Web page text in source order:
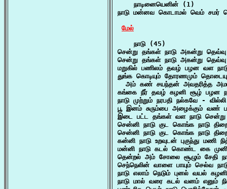
    நாடினையெனின் (1)
நாடு மன்னவ கொடாமல் வெம் சமர்
மேல்
    நாடு (45)
சென்று தங்கள் நாடு அகன்று தெவ்வு
சென்று தங்கள் நாடு அகன்று தெவ்வு
மறுகில் பணிலம் தவழ் பழன வள
துங்க கொடியும் தோரணமும்
அம் கண் சயந்தன் அவதரித்த
கங்கை நீர் தவழ் கழனி சூழ் பழன
நாடு முற்றும் நரபதி நல்கவே -
பூ இனம் சுரும்பை அழைக்கும் வண்
இடை பட்ட தங்கள் வள நாடு
சென்னி நாடு குட கொங்க நாடு
சென்னி நாடு குட கொங்க நாடு
கன்னி நாடு உறவுடன் புகுந்து
மன்னி நாடு கடல் கொண்ட கை
தென்றல் அம் சோலை சூழும் சேதி
செந்நெலின் வாளை பாயும் செல்வ
நாடு எலாம் நெடும் புனல் வயல்
நாடு மால் வரை கடல் வனம் எனும்